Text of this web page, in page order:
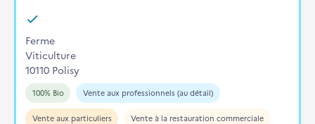
Ferme
Viticulture
10110 Polisy
100% Bio Vente aux professionnels (au détail)
Vente aux particuliers Vente à la restauration commerciale